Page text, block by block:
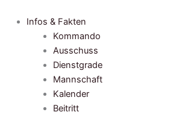
Infos & Fakten
Kommando
Ausschuss
Dienstgrade
Mannschaft
Kalender
Beitritt